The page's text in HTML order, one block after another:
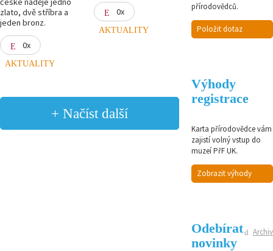
zlato, dvě stříbra a
jeden bronz.
0x
AKTUALITY
0x
AKTUALITY
+ Načíst další
přírodovědců.
Položit dotaz
Výhody
registrace
Karta přírodovědce vám
zajistí volný vstup do
muzeí PřF UK.
Zobrazit výhody
Archiv
Odebírat
novinky